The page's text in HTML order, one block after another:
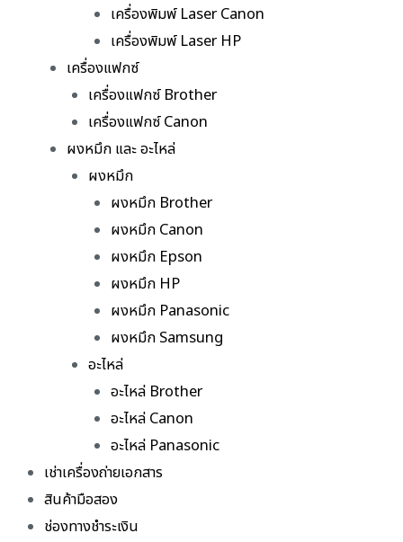
เครื่องพิมพ์ Laser Canon
เครื่องพิมพ์ Laser HP
เครื่องแฟกซ์
เครื่องแฟกซ์ Brother
เครื่องแฟกซ์ Canon
ผงหมึก และ อะไหล่
ผงหมึก
ผงหมึก Brother
ผงหมึก Canon
ผงหมึก Epson
ผงหมึก HP
ผงหมึก Panasonic
ผงหมึก Samsung
อะไหล่
อะไหล่ Brother
อะไหล่ Canon
อะไหล่ Panasonic
เช่าเครื่องถ่ายเอกสาร
สินค้ามือสอง
ช่องทางชำระเงิน